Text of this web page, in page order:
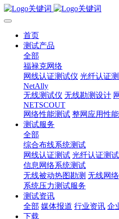
首页
测试产品
全部
福禄克网络
网线认证测试仪 光纤认证
NetAlly
无线测试仪 无线勘测设计
NETSCOUT
网络性能测试 整网应用性
测试服务
全部
综合布线系统测试
网线认证测试 光纤认证测试
信息网络系统测试
无线被动热图勘测 无线网
系统压力测试服务
测试资讯
全部 媒体报道 行业资讯 企
下载